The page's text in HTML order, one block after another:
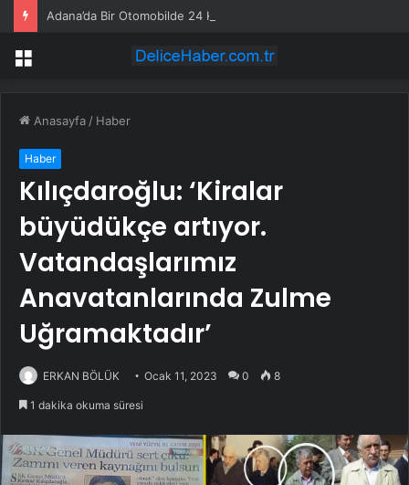
Menü
Anasayfa / Haber
Haber
Kılıçdaroğlu: ‘Kiralar
büyüdükçe artıyor.
Vatandaşlarımız
Anavatanlarında Zulme
Uğramaktadır’
ERKAN BÖLÜK Ocak 11, 2023 0 8
1 dakika okuma süresi